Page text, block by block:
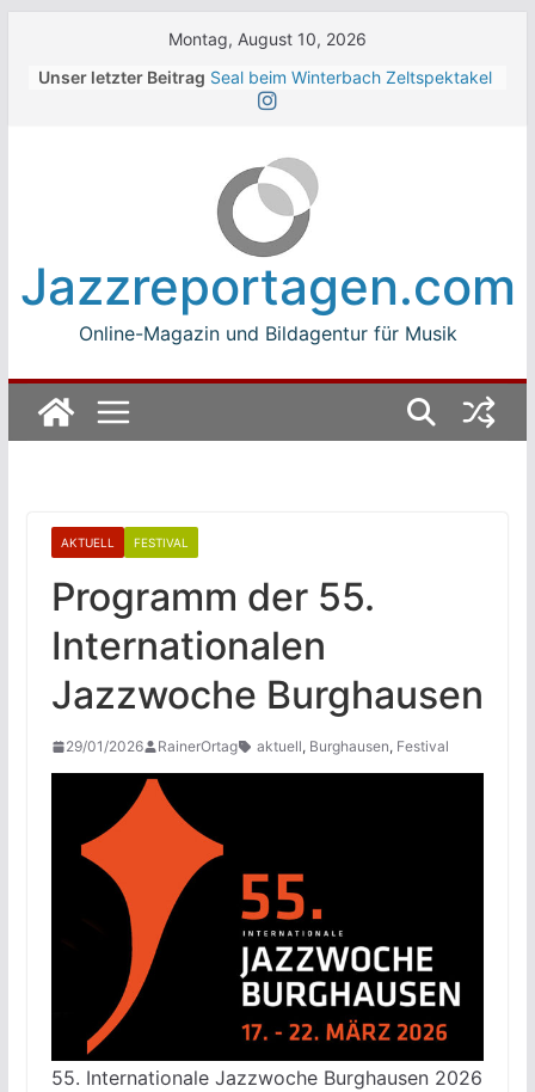
Montag, August 10, 2026
Unser letzter Beitrag Seal beim Winterbach Zeltspektakel
Beth Hart beim Winterbach
Zeltspektakel 2026
Walter Trout Band beim Winterbach
Zeltspektakel 2026
The Cinelli Brothers beim
Winterbach Zeltspektakel 2026
Jazzreportagen.com
Online-Magazin und Bildagentur für Musik
AKTUELL FESTIVAL
Programm der 55.
Internationalen
Jazzwoche Burghausen
29/01/2026 RainerOrtag aktuell, Burghausen, Festival
55. Internationale Jazzwoche Burghausen 2026